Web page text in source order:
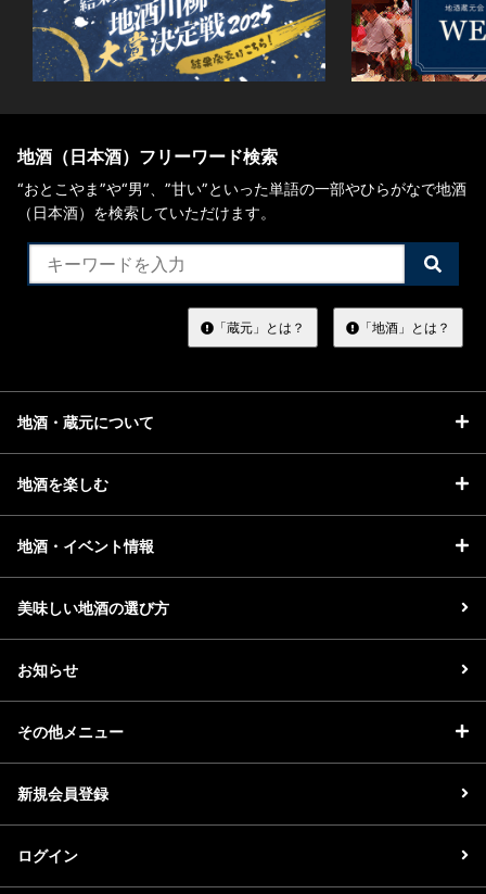
イベント情報TOP
季節の商品
美味しい地酒の選び方
地酒蔵元会とは
地酒（日本酒）フリーワード検索
“おとこやま”や“男”、”甘い”といった単語の一部やひらがなで地酒
（日本酒）を検索していただけます。
検
索
す
る
「蔵元」とは？ 「地酒」とは？
地酒・蔵元について
地酒を楽しむ
地酒・イベント情報
美味しい地酒の選び方
お知らせ
その他メニュー
新規会員登録
ログイン